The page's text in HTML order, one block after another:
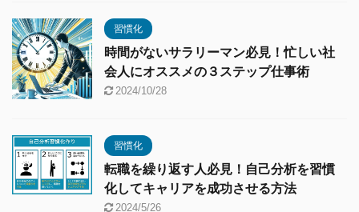
習慣化
時間がないサラリーマン必見！忙しい社
会人にオススメの３ステップ仕事術
2024/10/28
習慣化
転職を繰り返す人必見！自己分析を習慣
化してキャリアを成功させる方法
2024/5/26